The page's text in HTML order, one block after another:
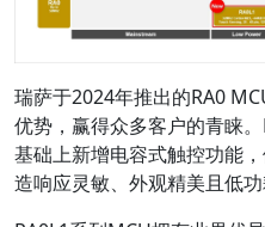
瑞萨于2024年推出的RA0
优势，赢得众多客户的青睐
基础上新增电容式触控功能
造响应灵敏、外观精美且低功